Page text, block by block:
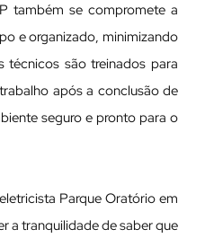
também se compromete a
e organizado, minimizando
técnicos são treinados para
após a conclusão de
seguro e pronto para o
Parque Oratório em
a tranquilidade de saber que